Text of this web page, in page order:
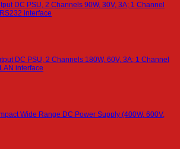
DC PSU, 2 Channels 90W, 30V, 3A; 1 Channel
interface
DC PSU, 2 Channels 180W, 60V, 3A; 1 Channel
interface
Wide Range DC Power Supply (400W, 600V,